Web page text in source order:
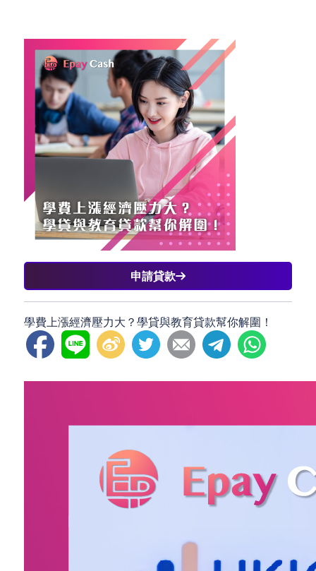
申請貸款
學費上漲經濟壓力大？學貸與教育貸款幫你解圍！